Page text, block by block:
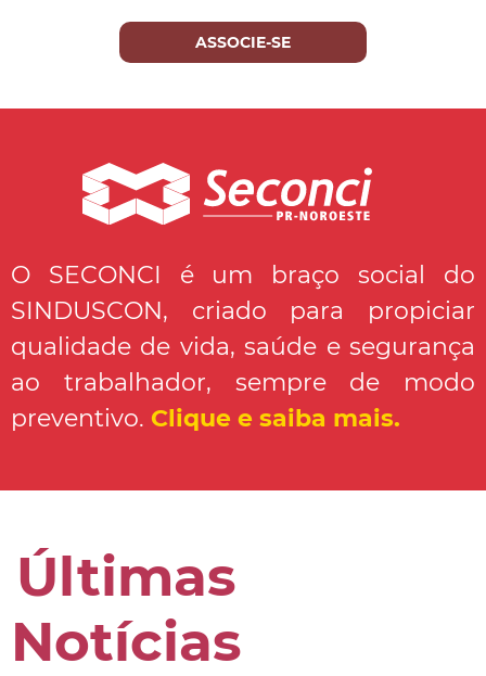
ASSOCIE-SE
O SECONCI é um braço social do
SINDUSCON, criado para propiciar
qualidade de vida, saúde e segurança
ao trabalhador, sempre de modo
preventivo. Clique e saiba mais.
Últimas
Notícias